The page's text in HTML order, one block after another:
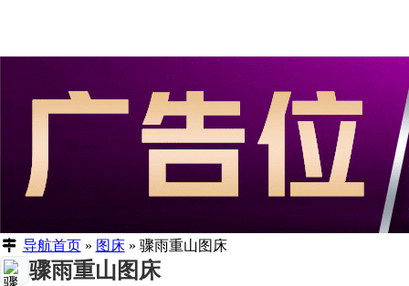
导航首页» 图床» 骤雨重山图床
骤雨重山图床